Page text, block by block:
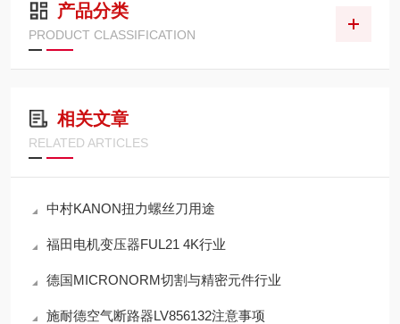
产品分类
PRODUCT CLASSIFICATION
相关文章
RELATED ARTICLES
中村KANON扭力螺丝刀用途
福田电机变压器FUL21 4K行业
德国MICRONORM切割与精密元件行业
施耐德空气断路器LV856132注意事项